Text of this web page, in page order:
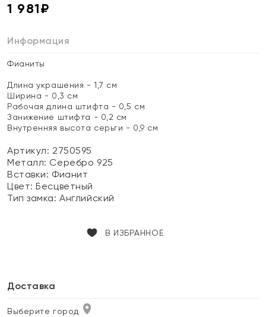
1 981₽
Информация
Фианиты
Длина украшения - 1,7 см
Ширина - 0,3 см
Рабочая длина штифта - 0,5 см
Занижение штифта - 0,2 см
Внутренняя высота серьги - 0,9 см
Артикул: 2750595
Металл: Серебро 925
Вставки: Фианит
Цвет:Бесцветный
Тип замка:Английский
В ИЗБРАННОЕ
Доставка
Выберите город